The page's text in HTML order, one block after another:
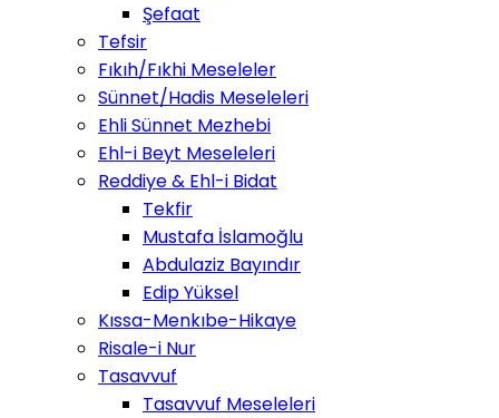
Şefaat
Tefsir
Fıkıh/Fıkhi Meseleler
Sünnet/Hadis Meseleleri
Ehli Sünnet Mezhebi
Ehl-i Beyt Meseleleri
Reddiye & Ehl-i Bidat
Tekfir
Mustafa İslamoğlu
Abdulaziz Bayındır
Edip Yüksel
Kıssa-Menkıbe-Hikaye
Risale-i Nur
Tasavvuf
Tasavvuf Meseleleri